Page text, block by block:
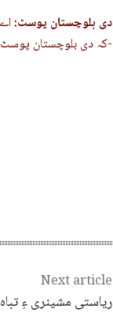
دی بلوچستان پوسٹ:
کہ دی بلوچستان پوسٹ رسانک نیٹورک ایشانی منّوک بہ بیت یا اگاں اے گل ءِ پالیسانی درشانی اِنت-
Next article
ریاستی مشینری ءِ